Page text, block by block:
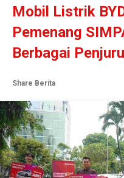
Mobil Listrik
Pemenang
Berbagai
Share Berita